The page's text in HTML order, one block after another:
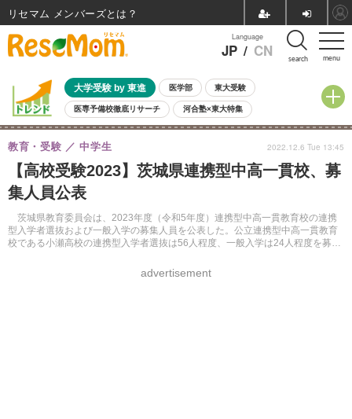
menu
Language
JP / CN search
大学受験 by 東進 医学部 東大受験
医専予備校徹底リサーチ 河合塾×東大特集
親子で考える大学選び 高校受験 中学受験 小学校受験
共通テスト 夏休み
8月開催イベント・WS 全国公立高校 過去問 人気記事
自由研究教材（小学生向け）
【高校受験2023】茨城県連携型中高一貫校、募
集人員公表
茨城県教育委員会は、2023年度（令和5年度）連携型中高一貫教育校の連携
型入学者選抜および一般入学の募集人員を公表した。公立連携型中高一貫教育
校である小瀬高校の連携型入学者選抜は56人程度、一般入学は24人程度を募集
教育・受験 中学生
advertisement
2022.12.6 Tue 13:45
リセマム メンバーズ